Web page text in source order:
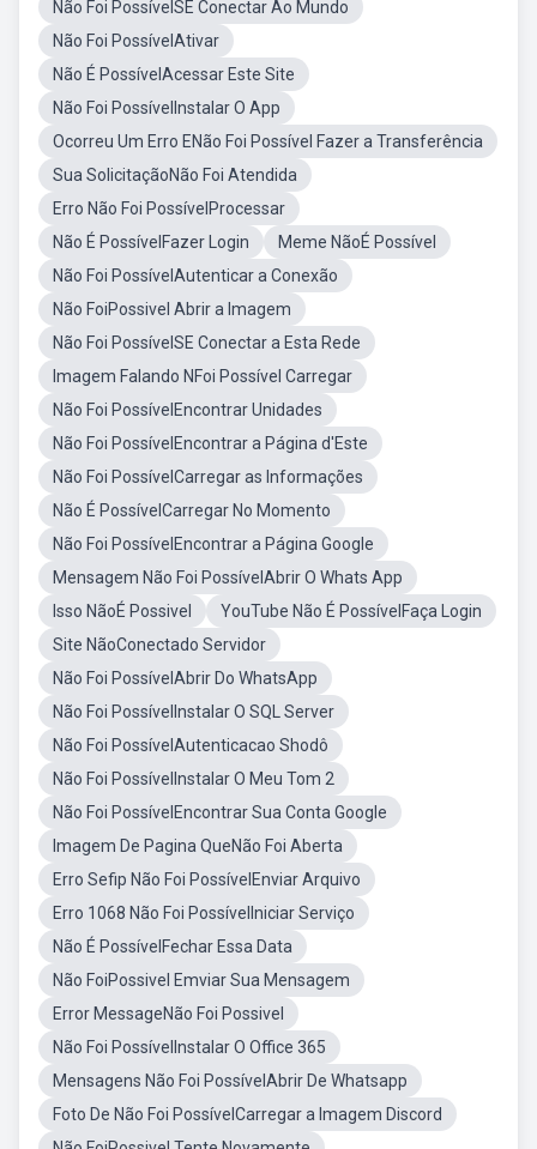
Não Foi PossívelSE Conectar Ao Mundo
Não Foi PossívelAtivar
Não É PossívelAcessar Este Site
Não Foi PossívelInstalar O App
Ocorreu Um Erro ENão Foi Possível Fazer a Transferência
Sua SolicitaçãoNão Foi Atendida
Erro Não Foi PossívelProcessar
Não É PossívelFazer Login
Meme NãoÉ Possível
Não Foi PossívelAutenticar a Conexão
Não FoiPossivel Abrir a Imagem
Não Foi PossívelSE Conectar a Esta Rede
Imagem Falando NFoi Possível Carregar
Não Foi PossívelEncontrar Unidades
Não Foi PossívelEncontrar a Página d'Este
Não Foi PossívelCarregar as Informações
Não É PossívelCarregar No Momento
Não Foi PossívelEncontrar a Página Google
Mensagem Não Foi PossívelAbrir O Whats App
Isso NãoÉ Possivel
YouTube Não É PossívelFaça Login
Site NãoConectado Servidor
Não Foi PossívelAbrir Do WhatsApp
Não Foi PossívelInstalar O SQL Server
Não Foi PossívelAutenticacao Shodô
Não Foi PossívelInstalar O Meu Tom 2
Não Foi PossívelEncontrar Sua Conta Google
Imagem De Pagina QueNão Foi Aberta
Erro Sefip Não Foi PossívelEnviar Arquivo
Erro 1068 Não Foi PossívelIniciar Serviço
Não É PossívelFechar Essa Data
Não FoiPossivel Emviar Sua Mensagem
Error MessageNão Foi Possivel
Não Foi PossívelInstalar O Office 365
Mensagens Não Foi PossívelAbrir De Whatsapp
Foto De Não Foi PossívelCarregar a Imagem Discord